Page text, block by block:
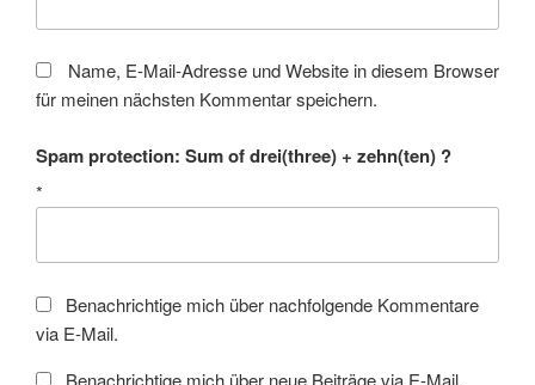
Name, E-Mail-Adresse und Website in diesem Browser
für meinen nächsten Kommentar speichern.
Spam protection: Sum of drei(three) + zehn(ten) ?
*
Benachrichtige mich über nachfolgende Kommentare
via E-Mail.
Benachrichtige mich über neue Beiträge via E-Mail.